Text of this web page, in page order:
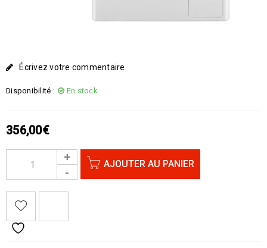
Écrivez votre commentaire
Disponibilité : En stock
356,00€
AJOUTER AU PANIER